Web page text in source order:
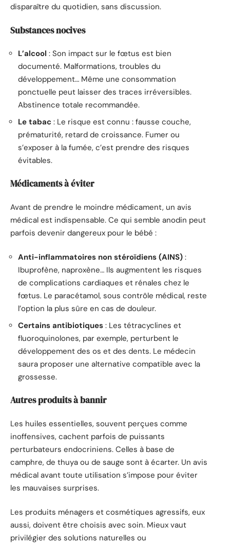
disparaître du quotidien, sans discussion.
Substances nocives
L’alcool : Son impact sur le fœtus est bien
documenté. Malformations, troubles du
développement… Même une consommation
ponctuelle peut laisser des traces irréversibles.
Abstinence totale recommandée.
Le tabac : Le risque est connu : fausse couche,
prématurité, retard de croissance. Fumer ou
s’exposer à la fumée, c’est prendre des risques
évitables.
Médicaments à éviter
Avant de prendre le moindre médicament, un avis
médical est indispensable. Ce qui semble anodin peut
parfois devenir dangereux pour le bébé :
Anti-inflammatoires non stéroïdiens (AINS) :
Ibuprofène, naproxène… Ils augmentent les risques
de complications cardiaques et rénales chez le
fœtus. Le paracétamol, sous contrôle médical, reste
l’option la plus sûre en cas de douleur.
Certains antibiotiques : Les tétracyclines et
fluoroquinolones, par exemple, perturbent le
développement des os et des dents. Le médecin
saura proposer une alternative compatible avec la
grossesse.
Autres produits à bannir
Les huiles essentielles, souvent perçues comme
inoffensives, cachent parfois de puissants
perturbateurs endocriniens. Celles à base de
camphre, de thuya ou de sauge sont à écarter. Un avis
médical avant toute utilisation s’impose pour éviter
les mauvaises surprises.
Les produits ménagers et cosmétiques agressifs, eux
aussi, doivent être choisis avec soin. Mieux vaut
privilégier des solutions naturelles ou